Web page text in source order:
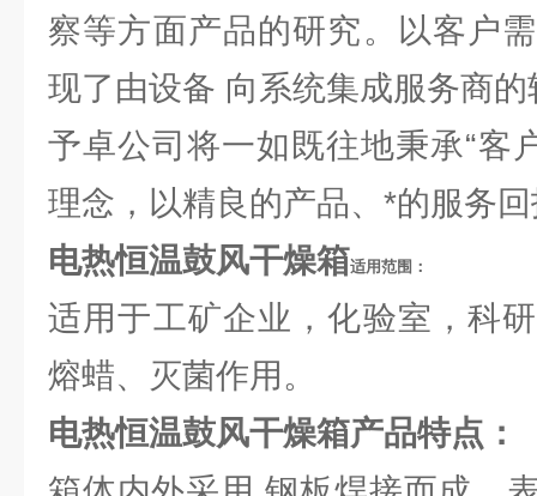
察等方面产品的研究。以客户
现了由设备 向系统集成服务商的
予卓公司将一如既往地秉承“客
理念，以精良的产品、*的服务
电热恒温鼓风干燥箱适用范围：
适用于工矿企业，化验室，科
熔蜡、灭菌作用。
电热恒温鼓风干燥箱产品特点：